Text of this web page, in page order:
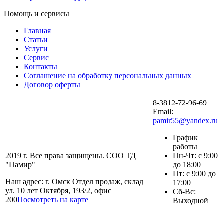
Помощь и сервисы
Главная
Статьи
Услуги
Сервис
Контакты
Соглашение на обработку персональных данных
Договор оферты
2019 г. Все права защищены. ООО ТД
"Памир"
Наш адрес: г. Омск Отдел продаж, склад
ул. 10 лет Октября, 193/2, офис
200Посмотреть на карте
8-3812-72-96-69
Email:
pamir55@yandex.ru
График
работы
Пн-Чт: с 9:00
до 18:00
Пт: с 9:00 до
17:00
Сб-Вс:
Выходной